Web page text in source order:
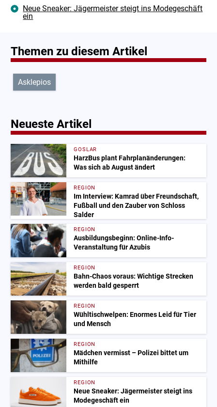
Neue Sneaker: Jägermeister steigt ins Modegeschäft
ein
Themen zu diesem Artikel
Asklepios
Neueste Artikel
GOSLAR
HarzBus plant Fahrplanänderungen:
Was sich ab August ändert
REGION
Im Interview: Kamrad über Freundschaft,
Fußball und den Zauber von Schloss
Salder
REGION
Ausbildungsbeginn: Online-Info-
Veranstaltung für Azubis
REGION
Bahn-Chaos voraus: Wichtige Strecken
werden bald gesperrt
REGION
Wühltischwelpen: Enormes Leid für Tier
und Mensch
REGION
Mädchen vermisst – Polizei bittet um
Mithilfe
REGION
Neue Sneaker: Jägermeister steigt ins
Modegeschäft ein